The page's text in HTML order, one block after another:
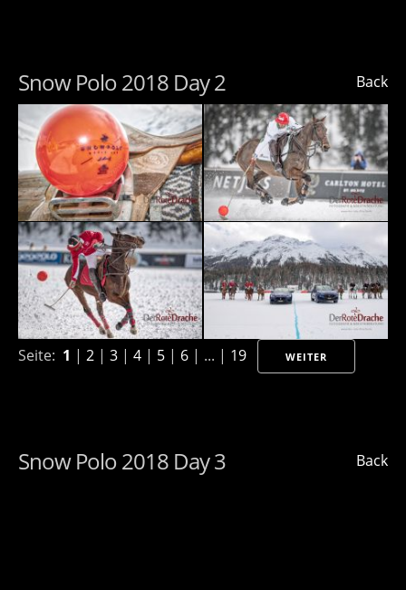
Back
Snow Polo 2018 Day 2
Seite: 1 | 2 | 3 | 4 | 5 | 6 | ... | 19 WEITER
Back
Snow Polo 2018 Day 3